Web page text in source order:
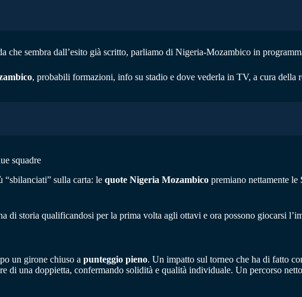
che sembra dall’esito già scritto, parliamo di Nigeria-Mozambico in
, probabili formazioni, info su stadio e dove vederla in TV, a cura della
squadre
sulla carta: le quote Nigeria Mozambico premiano nettamente le
di storia qualificandosi per la prima volta agli ottavi e ora possono giocarsi
un girone chiuso a punteggio pieno. Un impatto sul torneo che ha di fatto
di una doppietta, confermando solidità e qualità individuale. Un percorso